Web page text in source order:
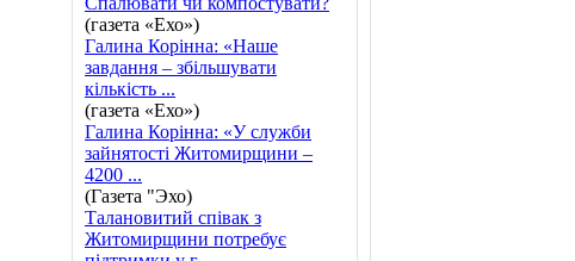
(газета «Ехо»)
Галина Корінна: «Наше
завдання – збільшувати
кількість ...
(газета «Ехо»)
Галина Корінна: «У служби
зайнятості Житомирщини –
4200 ...
(Газета "Эхо)
Талановитий співак з
Житомирщини потребує